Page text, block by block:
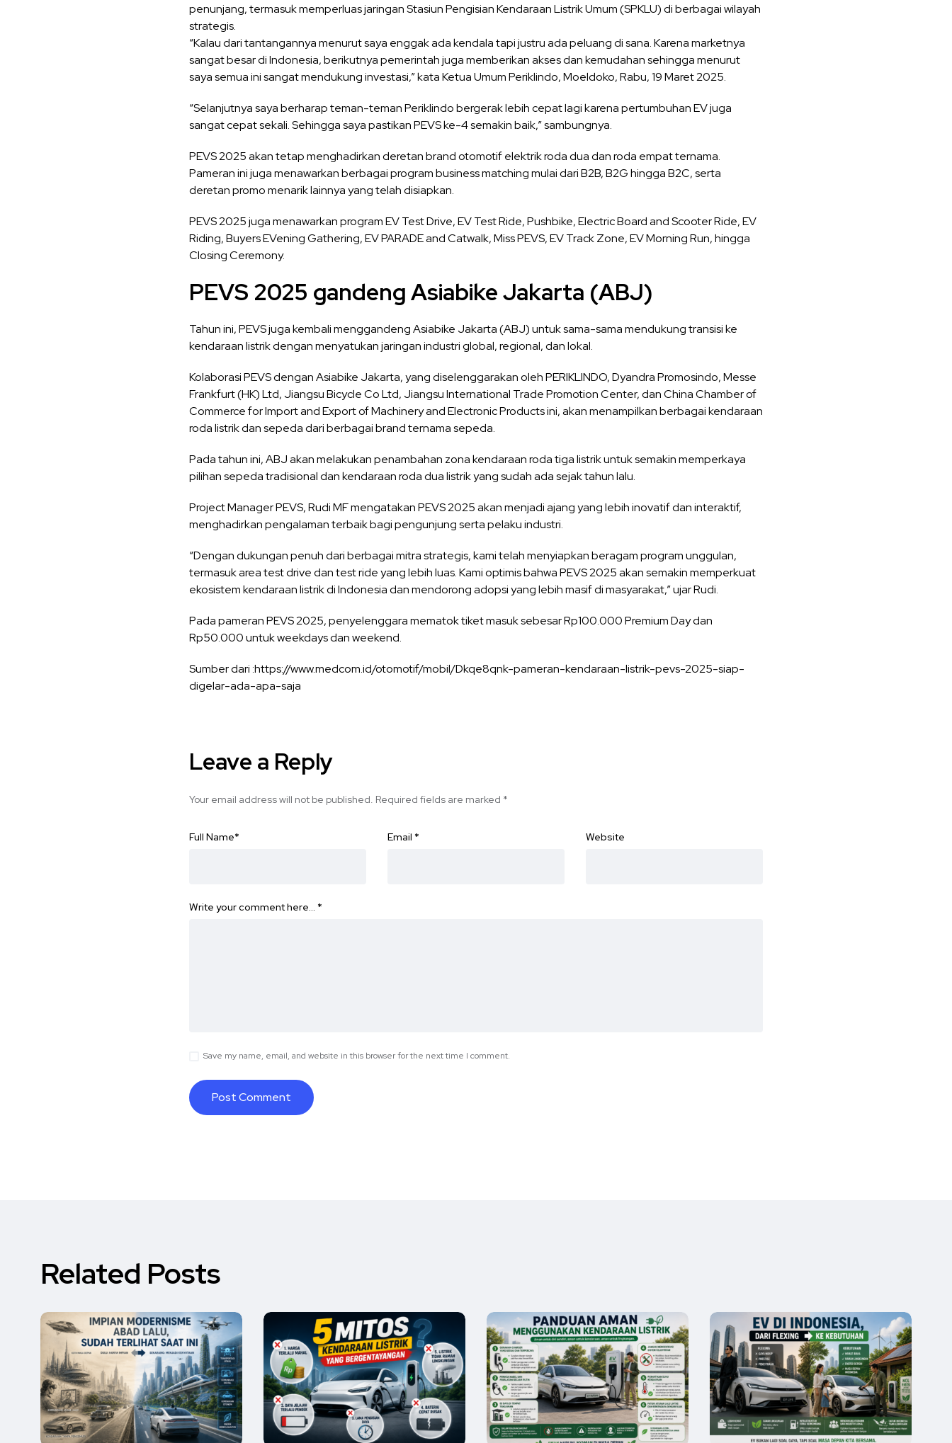
penunjang, termasuk memperluas jaringan Stasiun Pengisian Kendaraan Listrik Umum (SPKLU) di berbagai wilayah
strategis.
“Kalau dari tantangannya menurut saya enggak ada kendala tapi justru ada peluang di sana. Karena marketnya
sangat besar di Indonesia, berikutnya pemerintah juga memberikan akses dan kemudahan sehingga menurut
saya semua ini sangat mendukung investasi,” kata Ketua Umum Periklindo, Moeldoko, Rabu, 19 Maret 2025.
“Selanjutnya saya berharap teman-teman Periklindo bergerak lebih cepat lagi karena pertumbuhan EV juga
sangat cepat sekali. Sehingga saya pastikan PEVS ke-4 semakin baik,” sambungnya.
PEVS 2025 akan tetap menghadirkan deretan brand otomotif elektrik roda dua dan roda empat ternama.
Pameran ini juga menawarkan berbagai program business matching mulai dari B2B, B2G hingga B2C, serta
deretan promo menarik lainnya yang telah disiapkan.
PEVS 2025 juga menawarkan program EV Test Drive, EV Test Ride, Pushbike, Electric Board and Scooter Ride, EV
Riding, Buyers EVening Gathering, EV PARADE and Catwalk, Miss PEVS, EV Track Zone, EV Morning Run, hingga
Closing Ceremony.
PEVS 2025 gandeng Asiabike Jakarta (ABJ)
Tahun ini, PEVS juga kembali menggandeng Asiabike Jakarta (ABJ) untuk sama-sama mendukung transisi ke
kendaraan listrik dengan menyatukan jaringan industri global, regional, dan lokal.
Kolaborasi PEVS dengan Asiabike Jakarta, yang diselenggarakan oleh PERIKLINDO, Dyandra Promosindo, Messe
Frankfurt (HK) Ltd, Jiangsu Bicycle Co Ltd, Jiangsu International Trade Promotion Center, dan China Chamber of
Commerce for Import and Export of Machinery and Electronic Products ini, akan menampilkan berbagai kendaraan
roda listrik dan sepeda dari berbagai brand ternama sepeda.
Pada tahun ini, ABJ akan melakukan penambahan zona kendaraan roda tiga listrik untuk semakin memperkaya
pilihan sepeda tradisional dan kendaraan roda dua listrik yang sudah ada sejak tahun lalu.
Project Manager PEVS, Rudi MF mengatakan PEVS 2025 akan menjadi ajang yang lebih inovatif dan interaktif,
menghadirkan pengalaman terbaik bagi pengunjung serta pelaku industri.
“Dengan dukungan penuh dari berbagai mitra strategis, kami telah menyiapkan beragam program unggulan,
termasuk area test drive dan test ride yang lebih luas. Kami optimis bahwa PEVS 2025 akan semakin memperkuat
ekosistem kendaraan listrik di Indonesia dan mendorong adopsi yang lebih masif di masyarakat,” ujar Rudi.
Pada pameran PEVS 2025, penyelenggara mematok tiket masuk sebesar Rp100.000 Premium Day dan
Rp50.000 untuk weekdays dan weekend.
Sumber dari :https://www.medcom.id/otomotif/mobil/Dkqe8qnk-pameran-kendaraan-listrik-pevs-2025-siap-
digelar-ada-apa-saja
Leave a Reply
Your email address will not be published. Required fields are marked *
Full Name* Email * Website
Write your comment here… *
Save my name, email, and website in this browser for the next time I comment.
Related Posts